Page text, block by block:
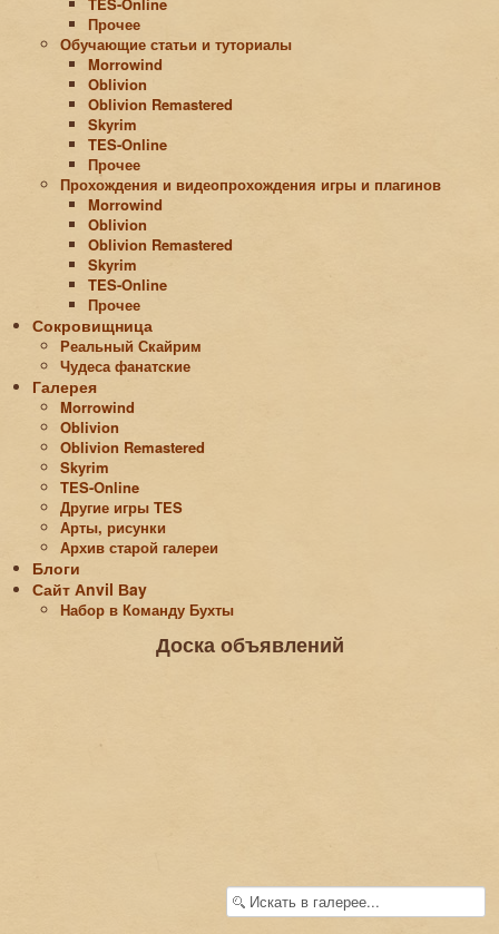
Прочее
Обучающие статьи и туториалы
Morrowind
Oblivion
Oblivion Remastered
Skyrim
TES-Online
Прочее
Прохождения и видеопрохождения игры и плагинов
Morrowind
Oblivion
Oblivion Remastered
Skyrim
TES-Online
Прочее
Сокровищница
Реальный Скайрим
Чудеса фанатские
Галерея
Morrowind
Oblivion
Oblivion Remastered
Skyrim
TES-Online
Другие игры TES
Арты, рисунки
Архив старой галереи
Блоги
Сайт Аnvil Вay
Набор в Команду Бухты
Доска объявлений